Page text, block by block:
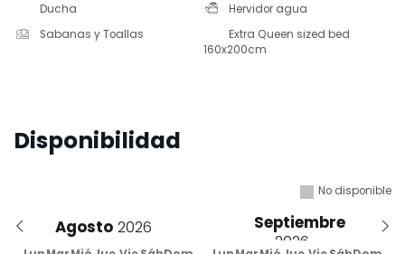
Ducha
Hervidor agua
Sabanas y Toallas
Extra Queen sized bed
160x200cm
Disponibilidad
No disponible
Agosto Septiembre